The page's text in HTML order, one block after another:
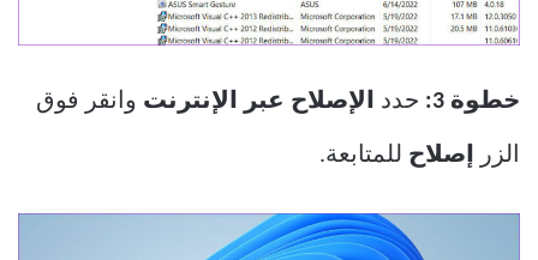
خطوة 3: حدد الإصلاح عبر الإنترنت وانقر فوق
الزر إصلاح للمتابعة.